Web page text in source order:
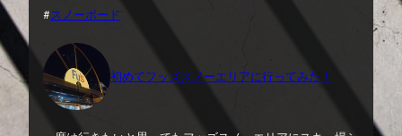
#スノーボード
初めてフッズスノーエリアに行ってみた！